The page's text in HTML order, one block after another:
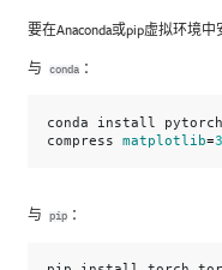
要在Anaconda或pip虚拟环境
与 conda ：
conda install pytorch
compress
matplotlib=3
与 pip ：